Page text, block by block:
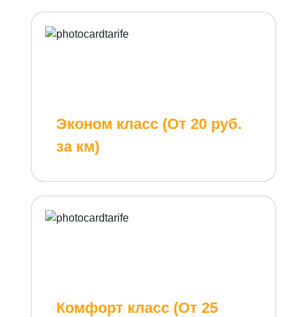
Эконом класс (От 20 руб.
за км)
Комфорт класс (От 25